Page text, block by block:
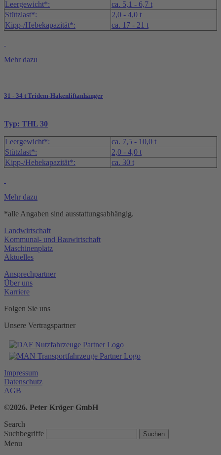
Leergewicht*:
ca. 5,1 - 6,7 t
Stützlast*:
2,0 - 4,0 t
Kipp-/Hebekapazität*:
ca. 17 - 21 t
Mehr dazu
31 - 34 t Tridem-Hakenliftanhänger
Typ: THL 30
Leergewicht*:
ca. 7,5 - 10,0 t
Stützlast*:
2,0 - 4,0 t
Kipp-/Hebekapazität*:
ca. 30 t
Mehr dazu
*alle Angaben sind ausstattungsabhängig.
Landwirtschaft
Kommunal- und Bauwirtschaft
Maschinenplatz
Aktuelles
Ansprechpartner
Über uns
Karriere
Folgen Sie uns
Unsere Vertragspartner
Impressum
Datenschutz
AGB
©2026. Peter Kröger GmbH
Search
Suchbegriffe
Menu